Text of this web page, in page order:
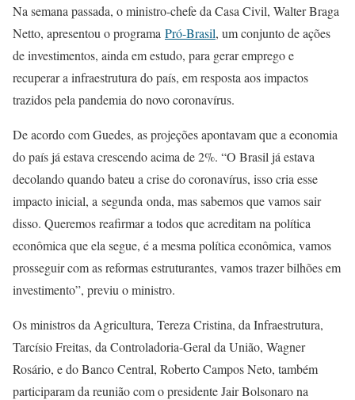
Na semana passada, o ministro-chefe da Casa Civil, Walter Braga
Netto, apresentou o programa Pró-Brasil, um conjunto de ações
de investimentos, ainda em estudo, para gerar emprego e
recuperar a infraestrutura do país, em resposta aos impactos
trazidos pela pandemia do novo coronavírus.
De acordo com Guedes, as projeções apontavam que a economia
do país já estava crescendo acima de 2%. “O Brasil já estava
decolando quando bateu a crise do coronavírus, isso cria esse
impacto inicial, a segunda onda, mas sabemos que vamos sair
disso. Queremos reafirmar a todos que acreditam na política
econômica que ela segue, é a mesma política econômica, vamos
prosseguir com as reformas estruturantes, vamos trazer bilhões em
investimento”, previu o ministro.
Os ministros da Agricultura, Tereza Cristina, da Infraestrutura,
Tarcísio Freitas, da Controladoria-Geral da União, Wagner
Rosário, e do Banco Central, Roberto Campos Neto, também
participaram da reunião com o presidente Jair Bolsonaro na